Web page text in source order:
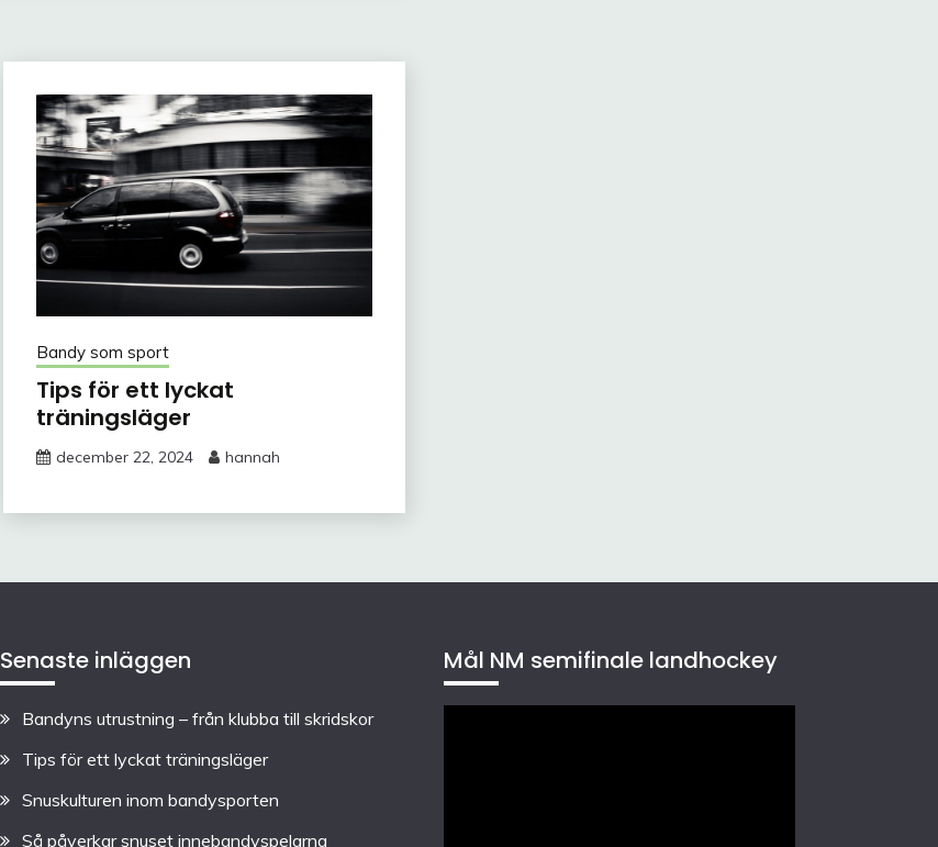
Bandy som sport
Tips för ett lyckat
träningsläger
december 22, 2024 hannah
Senaste inläggen
Bandyns utrustning – från klubba till skridskor
Tips för ett lyckat träningsläger
Snuskulturen inom bandysporten
Så påverkar snuset innebandyspelarna
Mål NM semifinale landhockey